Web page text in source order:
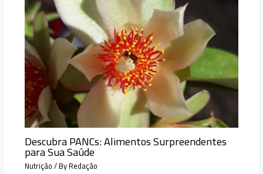
Descubra PANCs: Alimentos Surpreendentes
para Sua Saúde
Nutrição/ ByRedação